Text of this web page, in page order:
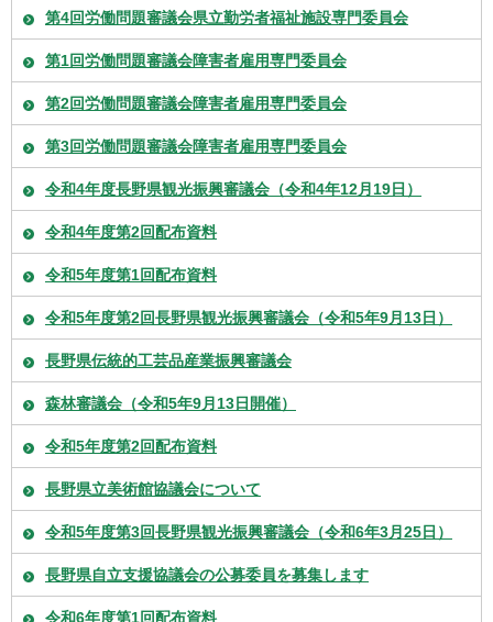
第4回労働問題審議会県立勤労者福祉施設専門委員会
第1回労働問題審議会障害者雇用専門委員会
第2回労働問題審議会障害者雇用専門委員会
第3回労働問題審議会障害者雇用専門委員会
令和4年度長野県観光振興審議会（令和4年12月19日）
令和4年度第2回配布資料
令和5年度第1回配布資料
令和5年度第2回長野県観光振興審議会（令和5年9月13日）
長野県伝統的工芸品産業振興審議会
森林審議会（令和5年9月13日開催）
令和5年度第2回配布資料
長野県立美術館協議会について
令和5年度第3回長野県観光振興審議会（令和6年3月25日）
長野県自立支援協議会の公募委員を募集します
令和6年度第1回配布資料